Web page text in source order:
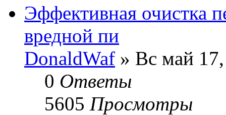
Эффективная очистка
вредной пи
DonaldWaf » Вс май
0 Ответы
5605 Просмотры